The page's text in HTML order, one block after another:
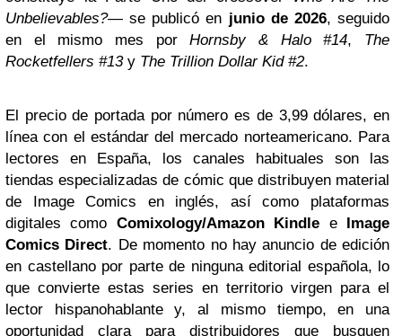
Unbelievables?— se publicó en junio de 2026, seguido
en el mismo mes porHornsby & Halo #14, The
Rocketfellers #13y The Trillion Dollar Kid #2.
El precio de portada por número es de 3,99 dólares, en
línea con el estándar del mercado norteamericano. Para
lectores en España, los canales habituales son las
tiendas especializadas de cómic que distribuyen material
de Image Comics en inglés, así como plataformas
digitales como Comixology/Amazon Kindle e
Image
Comics Direct. De momento no hay anuncio de edición
en castellano por parte de ninguna editorial española, lo
que convierte estas series en territorio virgen para el
lector hispanohablante y, al mismo tiempo, en una
oportunidad clara para distribuidores que busquen